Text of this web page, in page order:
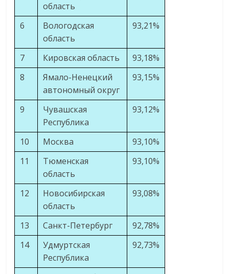
область
6
Вологодская
область
93,21%
7 Кировская область
93,18%
8
Ямало-Ненецкий
автономный округ
93,15%
9
Чувашская
Республика
93,12%
10 Москва
93,10%
11
Тюменская
область
93,10%
12
Новосибирская
область
93,08%
13 Санкт-Петербург
92,78%
14
Удмуртская
Республика
92,73%